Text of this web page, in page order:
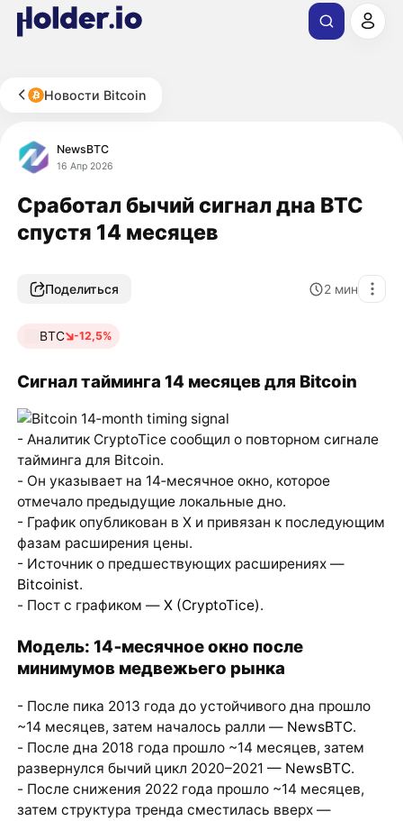
Новости Bitcoin
NewsBTC
16 Апр 2026
Сработал бычий сигнал дна BTC
спустя 14 месяцев
Поделиться 2 мин
BTC -12,5%
Сигнал тайминга 14 месяцев для Bitcoin
- Аналитик CryptoTice сообщил о повторном сигнале
тайминга для Bitcoin.
- Он указывает на 14‑месячное окно, которое
отмечало предыдущие локальные дно.
- График опубликован в X и привязан к последующим
фазам расширения цены.
- Источник о предшествующих расширениях —
Bitcoinist.
- Пост с графиком — X (CryptoTice).
Модель: 14‑месячное окно после
минимумов медвежьего рынка
- После пика 2013 года до устойчивого дна прошло
~14 месяцев, затем началось ралли — NewsBTC.
- После дна 2018 года прошло ~14 месяцев, затем
развернулся бычий цикл 2020–2021 — NewsBTC.
- После снижения 2022 года прошло ~14 месяцев,
затем структура тренда сместилась вверх —